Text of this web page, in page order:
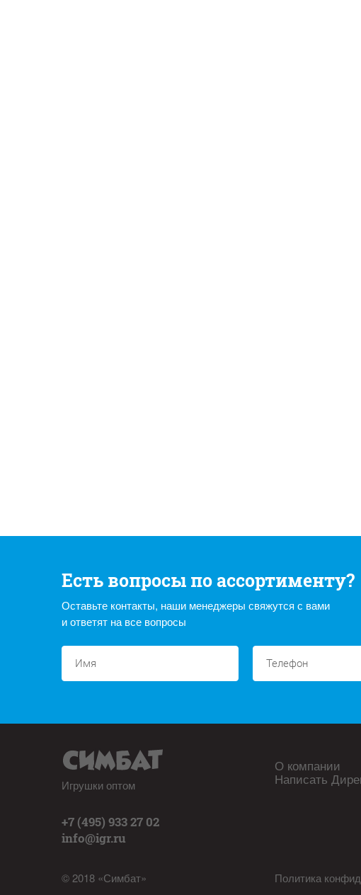
Есть вопросы по ассортименту?
Оставьте контакты, наши менеджеры свяжутся с вами
и ответят на все вопросы
Игрушки оптом
+7 (495) 933 27 02
info@igr.ru
© 2018 «Симбат»
О компании
Написать
Политика